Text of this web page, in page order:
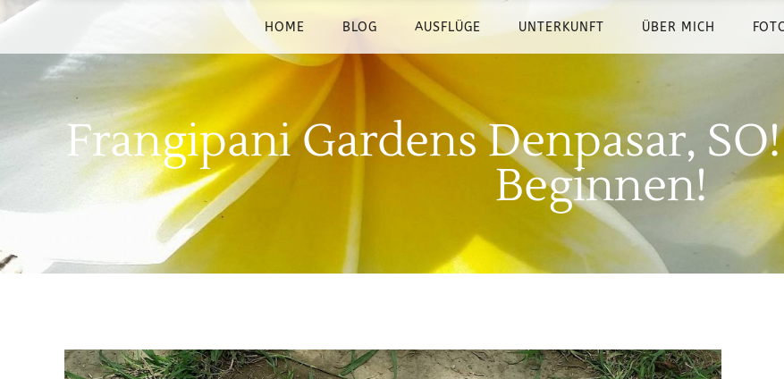
HOME BLOG AUSFLÜGE UNTERKUNFT ÜBER MICH
Frangipani Gardens Denpasar,
Beginnen!